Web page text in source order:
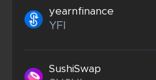
yearnfinance
YFI
SushiSwap